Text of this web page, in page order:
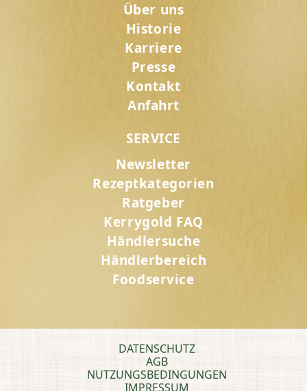
Über uns
Historie
Karriere
Presse
Kontakt
Anfahrt
SERVICE
Newsletter
Rezeptkategorien
Ratgeber
Kerrygold FAQ
Händlersuche
Händlerbereich
Foodservice
DATENSCHUTZ
AGB
NUTZUNGSBEDINGUNGEN
IMPRESSUM